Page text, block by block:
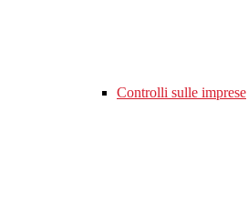
Controlli sulle imprese